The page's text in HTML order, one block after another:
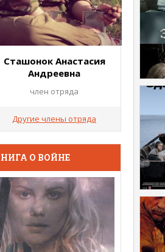
Сташонок Анастасия
Андреевна
член отряда
Другие члены отряда
О ВОЙНЕ